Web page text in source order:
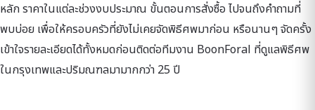
หลัก ราคาในแต่ละช่วงงบประมาณ ขั้นตอนการสั่งซื้อ ไปจนถึงคำถามที่
พบบ่อย เพื่อให้ครอบครัวที่ยังไม่เคยจัดพิธีศพมาก่อน หรือนานๆ จัดครั้ง
เข้าใจรายละเอียดได้ทั้งหมดก่อนติดต่อทีมงาน BoonForal ที่ดูแลพิธีศพ
ในกรุงเทพและปริมณฑลมามากกว่า 25 ปี